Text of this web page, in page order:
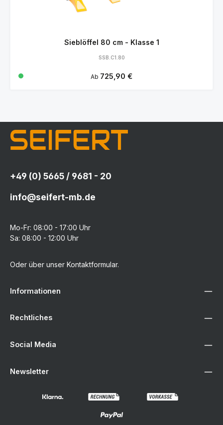
Sieblöffel 80 cm - Klasse 1
SSB.C1.80
Regulärer Preis:
Ab 725,90 €
+49 (0) 5665 / 9681 - 20
info@seifert-mb.de
Mo-Fr: 08:00 - 17:00 Uhr
Sa: 08:00 - 12:00 Uhr
Oder über unser Kontaktformular.
Informationen
Rechtliches
Social Media
Newsletter